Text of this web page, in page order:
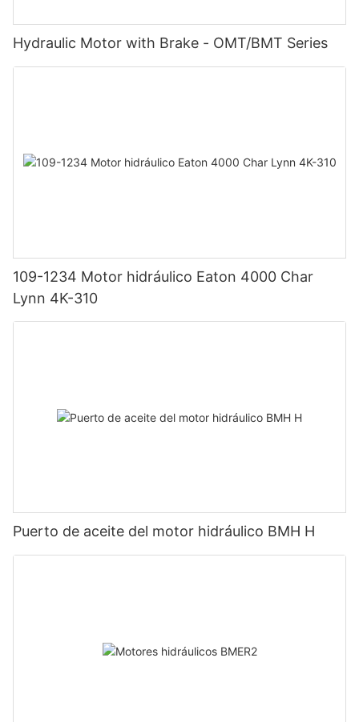
Hydraulic Motor with Brake - OMT/BMT Series
109-1234 Motor hidráulico Eaton 4000 Char
Lynn 4K-310
Puerto de aceite del motor hidráulico BMH H